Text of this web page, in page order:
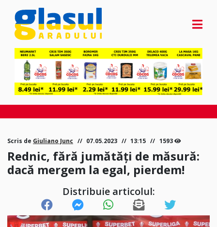
Scris de Giuliano Junc 07.05.2023 13:15 1593
Rednic, fără jumătăți de măsură:
dacă mergem la egal, pierdem!
Distribuie articolul: